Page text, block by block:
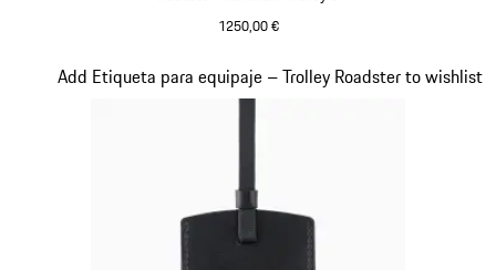
1250,00 €
Add Etiqueta para equipaje – Trolley Roadster to wishlist
Diapositiva 4 de 7